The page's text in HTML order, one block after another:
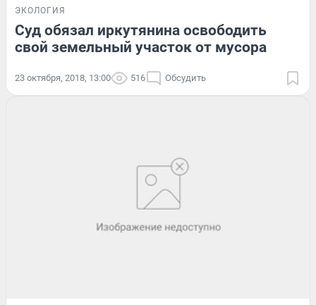
ЭКОЛОГИЯ
Суд обязал иркутянина освободить
свой земельный участок от мусора
23 октября, 2018, 13:00 516 Обсудить